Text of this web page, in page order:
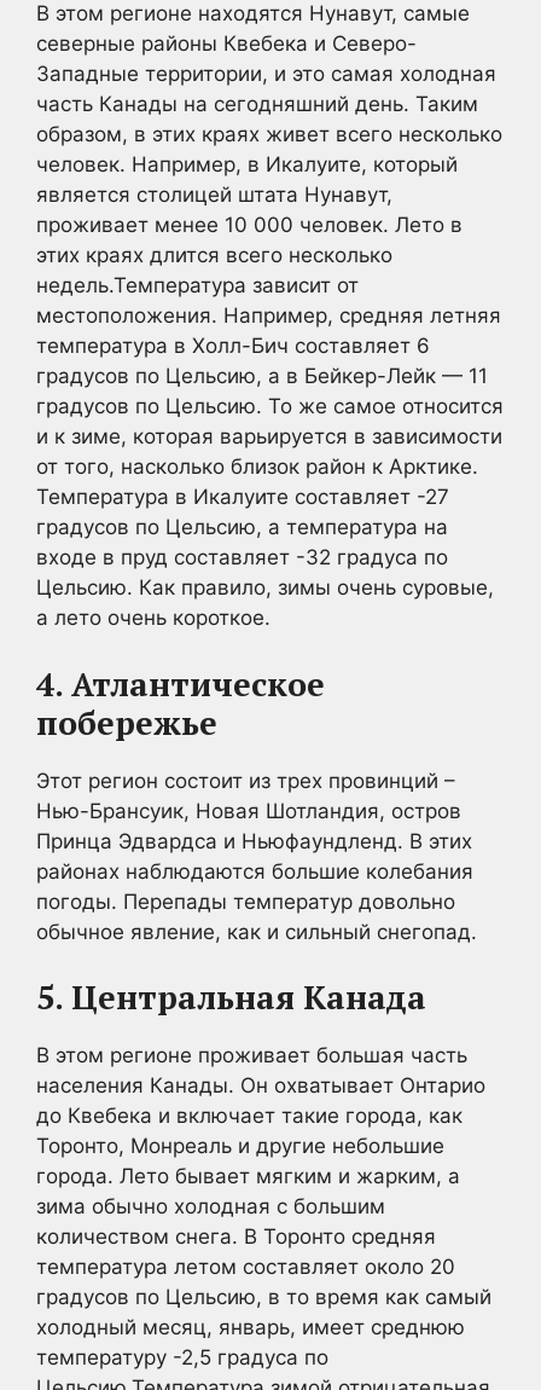
В этом регионе находятся Нунавут, самые
северные районы Квебека и Северо-
Западные территории, и это самая холодная
часть Канады на сегодняшний день. Таким
образом, в этих краях живет всего несколько
человек. Например, в Икалуите, который
является столицей штата Нунавут,
проживает менее 10 000 человек. Лето в
этих краях длится всего несколько
недель.Температура зависит от
местоположения. Например, средняя летняя
температура в Холл-Бич составляет 6
градусов по Цельсию, а в Бейкер-Лейк — 11
градусов по Цельсию. То же самое относится
и к зиме, которая варьируется в зависимости
от того, насколько близок район к Арктике.
Температура в Икалуите составляет -27
градусов по Цельсию, а температура на
входе в пруд составляет -32 градуса по
Цельсию. Как правило, зимы очень суровые,
а лето очень короткое.
4. Атлантическое
побережье
Этот регион состоит из трех провинций –
Нью-Брансуик, Новая Шотландия, остров
Принца Эдвардса и Ньюфаундленд. В этих
районах наблюдаются большие колебания
погоды. Перепады температур довольно
обычное явление, как и сильный снегопад.
5. Центральная Канада
В этом регионе проживает большая часть
населения Канады. Он охватывает Онтарио
до Квебека и включает такие города, как
Торонто, Монреаль и другие небольшие
города. Лето бывает мягким и жарким, а
зима обычно холодная с большим
количеством снега. В Торонто средняя
температура летом составляет около 20
градусов по Цельсию, в то время как самый
холодный месяц, январь, имеет среднюю
температуру -2,5 градуса по